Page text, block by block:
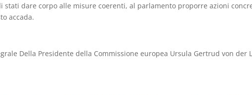
stati dare corpo alle misure coerenti, al parlamento proporre azioni
accada.
Della Presidente della Commissione europea Ursula Gertrud von der